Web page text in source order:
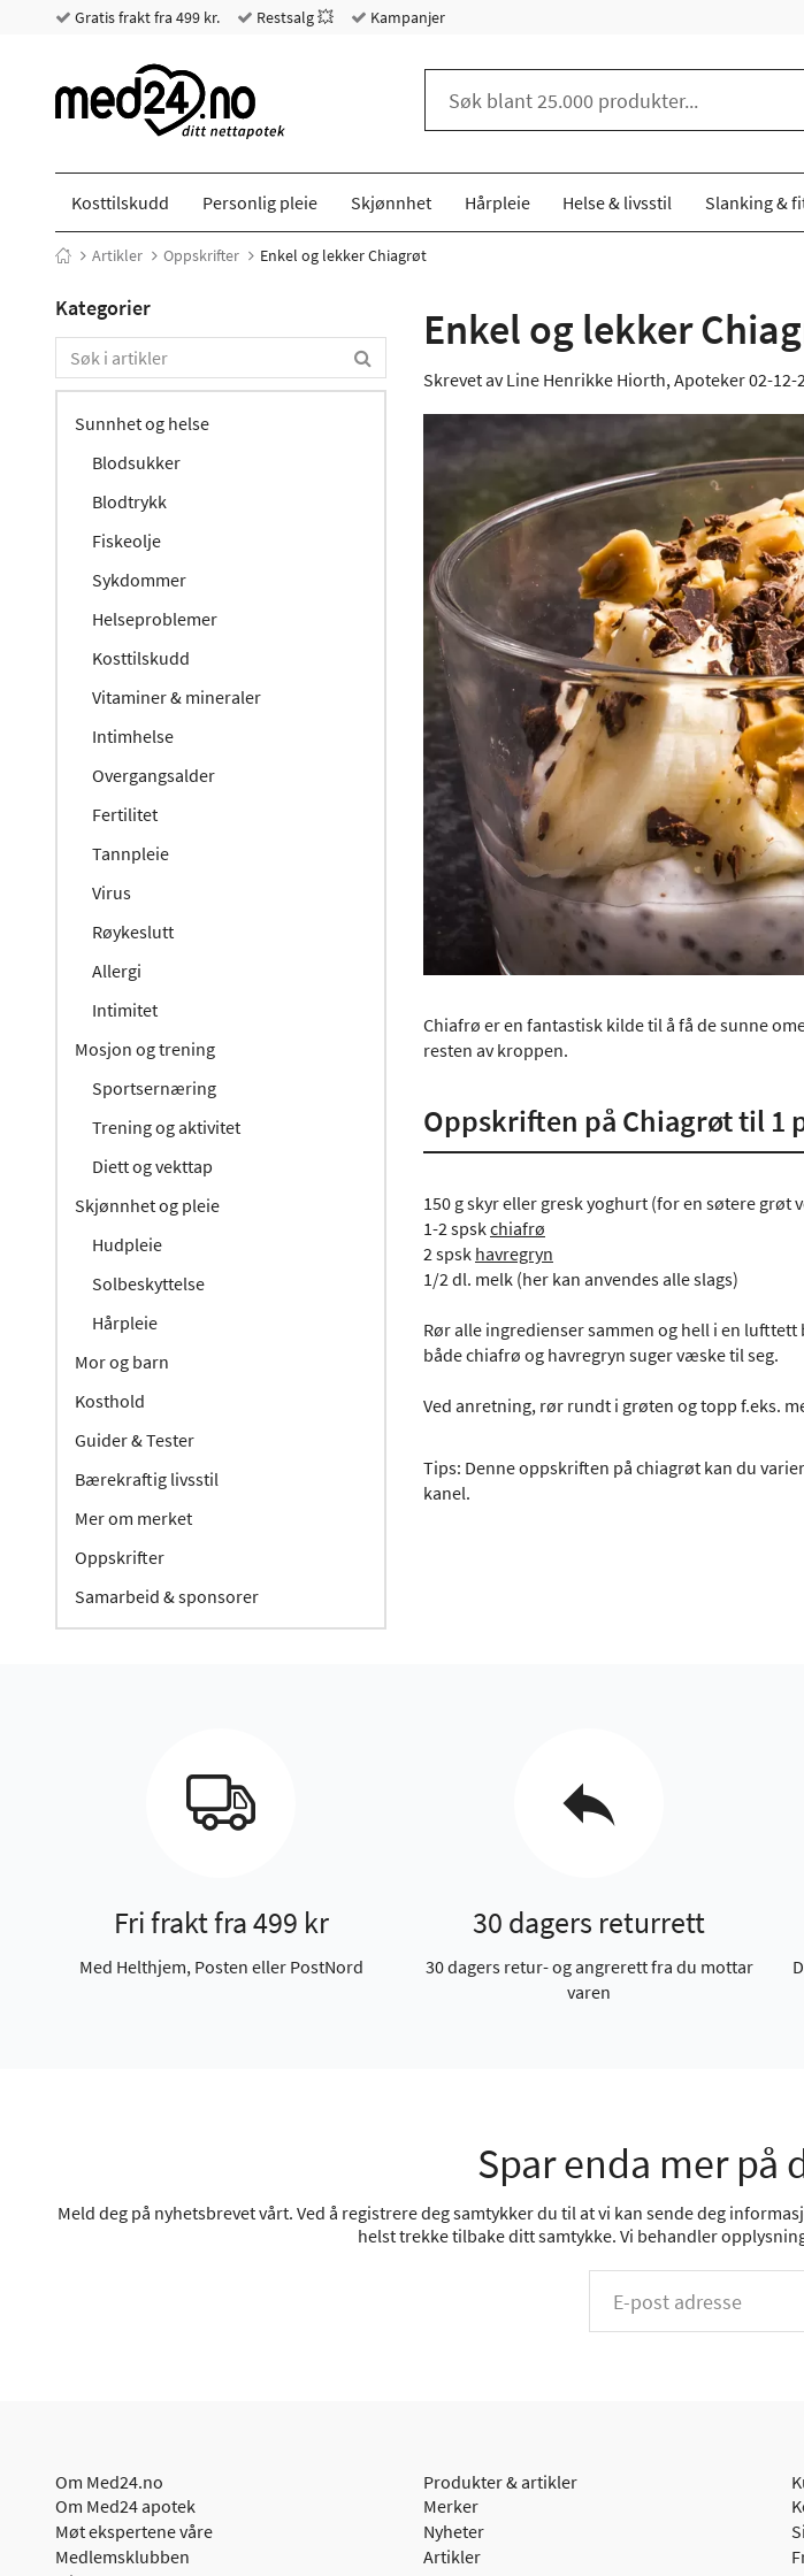
Gratis frakt fra 499 kr. Restsalg 💥 Kampanjer
Kosttilskudd Personlig pleie Skjønnhet Hårpleie Helse & livsstil Slanking &
Artikler Oppskrifter Enkel og lekker Chiagrøt
Kategorier
Sunnhet og helse
Blodsukker
Blodtrykk
Fiskeolje
Sykdommer
Helseproblemer
Kosttilskudd
Vitaminer & mineraler
Intimhelse
Overgangsalder
Fertilitet
Tannpleie
Virus
Røykeslutt
Allergi
Intimitet
Mosjon og trening
Sportsernæring
Trening og aktivitet
Diett og vekttap
Skjønnhet og pleie
Hudpleie
Solbeskyttelse
Hårpleie
Mor og barn
Kosthold
Guider & Tester
Bærekraftig livsstil
Mer om merket
Oppskrifter
Samarbeid & sponsorer
Enkel og lekker
Skrevet avLine Henrikke Hiorth, Apoteker02-12-
Chiafrø er en fantastisk kilde til å få de sunne
resten av kroppen.
Oppskriften på Chiagrøt til 1
150 g skyr eller gresk yoghurt (for en søtere grøt
1-2 spskchiafrø
2 spsk havregryn
1/2 dl. melk (her kan anvendes alle slags)
Rør alle ingredienser sammen og hell i en
både chiafrø og havregryn suger væske til seg.
Ved anretning, rør rundt i grøten og topp f.eks.
Tips: Denne oppskriften på chiagrøt kan du
kanel.
Fri frakt fra 499 kr
Med Helthjem, Posten eller PostNord
30 dagers returrett
30 dagers retur- og angrerett fra du mottar
varen
Spar enda mer på
Meld deg på nyhetsbrevet vårt. Ved å registrere deg samtykker du til at vi kan sende deg
helst trekke tilbake ditt samtykke. Vi behandler
Om Med24.no
Om Med24 apotek
Møt ekspertene våre
Medlemsklubben
Produkter & artikler
Merker
Nyheter
Artikler